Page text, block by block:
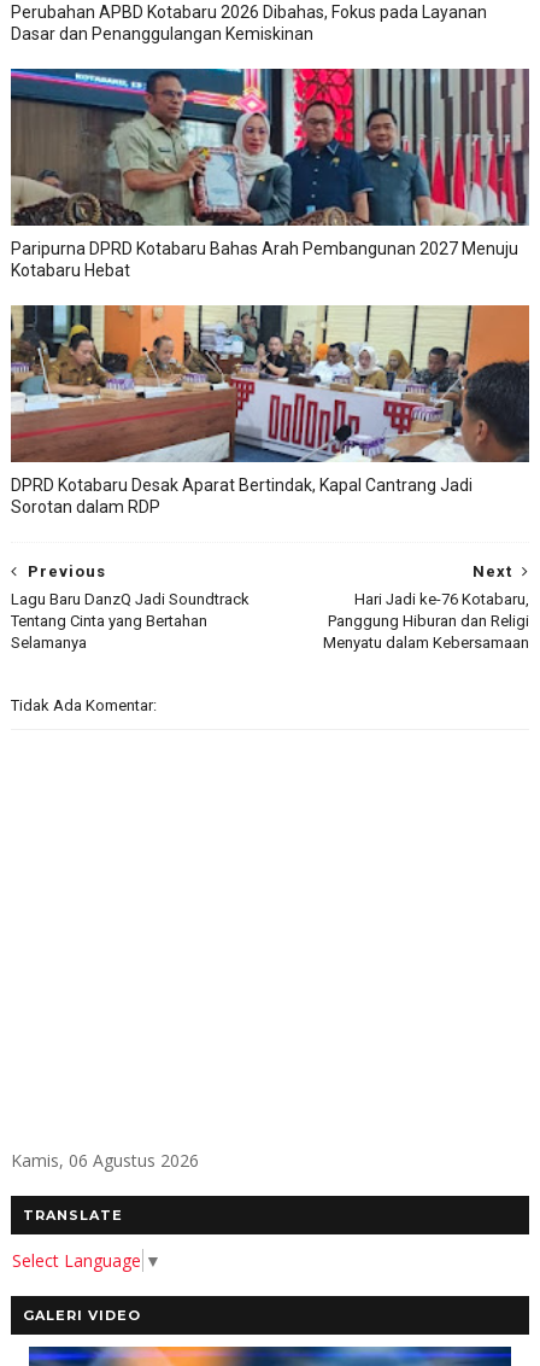
Perubahan APBD Kotabaru 2026 Dibahas, Fokus pada Layanan
Dasar dan Penanggulangan Kemiskinan
Paripurna DPRD Kotabaru Bahas Arah Pembangunan 2027 Menuju
Kotabaru Hebat
DPRD Kotabaru Desak Aparat Bertindak, Kapal Cantrang Jadi
Sorotan dalam RDP
Next
Hari Jadi ke-76 Kotabaru,
Panggung Hiburan dan Religi
Menyatu dalam Kebersamaan
Previous
Lagu Baru DanzQ Jadi Soundtrack
Tentang Cinta yang Bertahan
Selamanya
Tidak Ada Komentar:
Kamis, 06 Agustus 2026
TRANSLATE
Select Language ▼
GALERI VIDEO